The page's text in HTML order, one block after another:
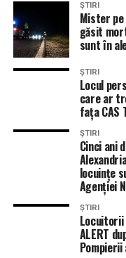
ȘTIRI
Mister
găsit
sunt în
ȘTIRI
Locul
care ar
fața CAS
ȘTIRI
Cinci ani
locuințe
Agenției
ȘTIRI
Locuitorii
ALERT